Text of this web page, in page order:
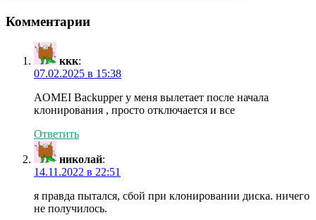
Комментарии
ккк:
07.02.2025 в 15:38
AOMEI Backupper у меня вылетает после начала
клонирования , просто отключается и все
Ответить
николай:
14.11.2022 в 22:51
я правда пытался, сбой при клонировании диска. ничего
не получилось.